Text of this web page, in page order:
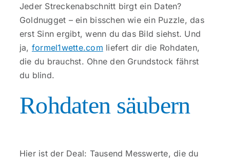
Jeder Streckenabschnitt birgt ein Daten?
Goldnugget – ein bisschen wie ein Puzzle, das
erst Sinn ergibt, wenn du das Bild siehst. Und
ja, formel1wette.com liefert dir die Rohdaten,
die du brauchst. Ohne den Grundstock fährst
du blind.
Rohdaten säubern
Hier ist der Deal: Tausend Messwerte, die du